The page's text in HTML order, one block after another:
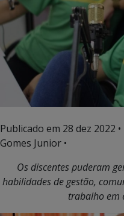
Publicado em 28 dez 2022
Gomes Junior •
Os discentes puderam
habilidades de gestão,
trabalho em